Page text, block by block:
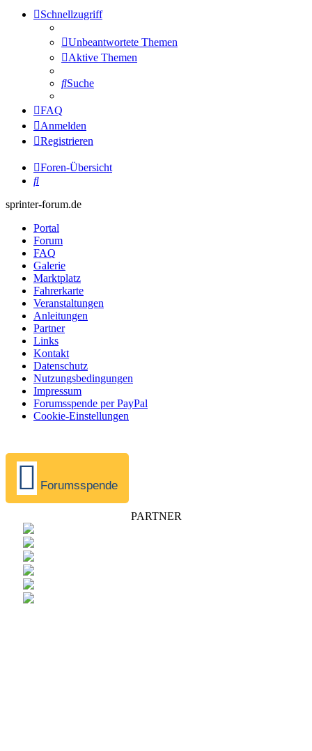
Schnellzugriff
Unbeantwortete Themen
Aktive Themen
Suche
FAQ
Anmelden
Registrieren
Foren-Übersicht
Suche
sprinter-forum.de
Portal
Forum
FAQ
Galerie
Marktplatz
Fahrerkarte
Veranstaltungen
Anleitungen
Partner
Links
Kontakt
Datenschutz
Nutzungsbedingungen
Impressum
Forumsspende per PayPal
Cookie-Einstellungen
Forumsspende
PARTNER